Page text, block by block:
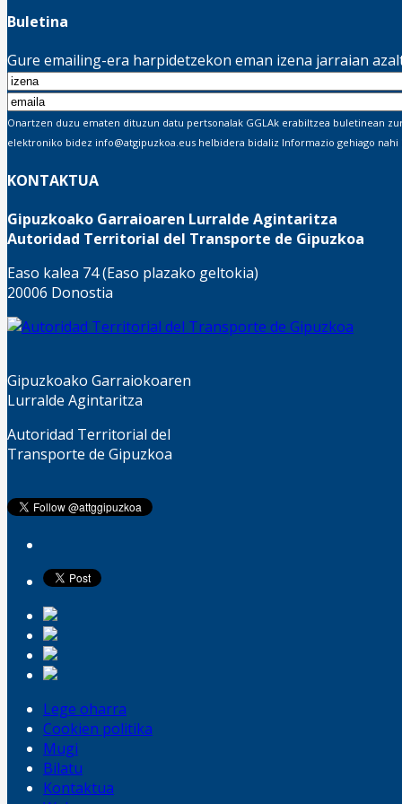
Buletina
Gure emailing-era harpidetzekon eman izena jarraian
Onartzen duzu ematen dituzun datu pertsonalak GGLAk erabiltzea buletinean
elektroniko bidez info@atgipuzkoa.eus helbidera bidaliz Informazio gehiago nahi
KONTAKTUA
Gipuzkoako Garraioaren Lurralde Agintaritza
Autoridad Territorial del Transporte de Gipuzkoa
Easo kalea 74 (Easo plazako geltokia)
20006 Donostia
Gipuzkoako Garraiokoaren
Lurralde Agintaritza
Autoridad Territorial del
Transporte de Gipuzkoa
Lege oharra
Cookien politika
Mugi
Bilatu
Kontaktua